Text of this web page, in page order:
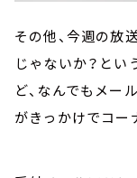
その他、今週の放
じゃないか？とい
ど、なんでもメー
がきっかけでコー